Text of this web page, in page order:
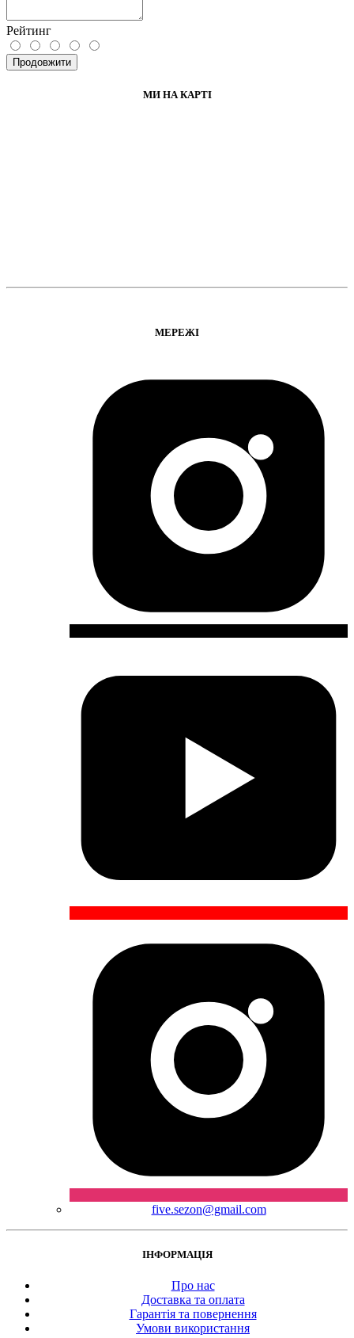
Рейтинг
Продовжити
МИ НА КАРТІ
МЕРЕЖІ
five.sezon@gmail.com
ІНФОРМАЦІЯ
Про нас
Доставка та оплата
Гарантія та повернення
Умови використання